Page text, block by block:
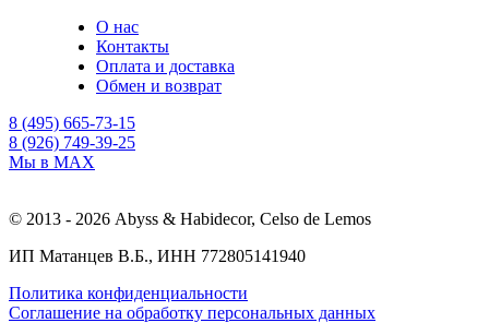
О нас
Контакты
Оплата и доставка
Обмен и возврат
8 (495) 665-73-15
8 (926) 749-39-25
Мы в MAX
© 2013 - 2026 Abyss & Habidecor, Celso de Lemos
ИП Матанцев В.Б., ИНН 772805141940
Политика конфиденциальности
Соглашение на обработку персональных данных